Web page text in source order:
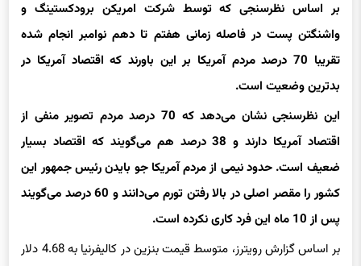
واشنگتن پست در فاصله زمانی هفتم تا دهمنوامبرانجام شده
تقریبا 70 درصد مردم آمریکا بر این باورند که اقتصاد آمریکا در
بدترین وضعیت است.
اقتصاد آمریکا دارند و 38 درصد هم می‌گویند که اقتصاد بسیار
ضعیف است. حدود نیمی از مردم آمریکا جوبایدن رئیس جمهور این
کشور را مقصر اصلی در بالا رفتن تورم می‌دانند و 60 درصد می‌گویند
پس از 10 ماه این فرد کاری نکرده است.
در هر گالن در روز دوشنبه رسید که رکورد جدیدی را در این کشور ثبت